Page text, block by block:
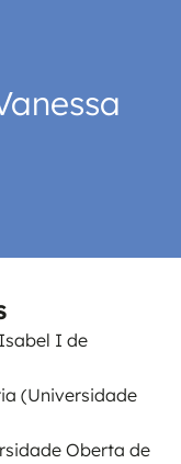
I de
(Universidade
Oberta de